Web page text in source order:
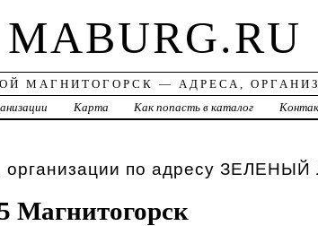
MABURG.RU
МАГНИТОГОРСК — АДРЕСА,
Карта Как попасть в каталог
организации по адресу ЗЕЛЕНЫЙ
Магнитогорск